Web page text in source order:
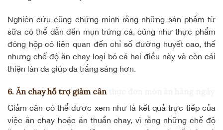
Nghiên cứu cũng chứng minh rằng những sản phẩm từ
sữa có thể dẫn đến mụn trứng cá, cũng như thực phẩm
đóng hộp có liên quan đến chỉ số đường huyết cao, thế
nhưng chế độ ăn chay loại bỏ cả hai điều này và còn cải
thiện làn da giúp da trắng sáng hơn.
6. Ăn chay hỗ trợ giảm cân
Giảm cân có thể được xem như là kết quả trực tiếp của
việc ăn chay hoặc ăn thuần chay, vì rằng những chế độ